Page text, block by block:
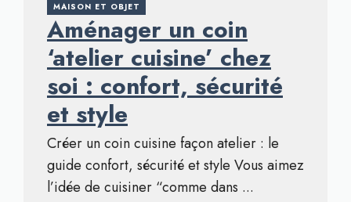
MAISON ET OBJET
Aménager un coin
‘atelier cuisine’ chez
soi : confort, sécurité
et style
Créer un coin cuisine façon atelier : le
guide confort, sécurité et style Vous aimez
l’idée de cuisiner “comme dans ...